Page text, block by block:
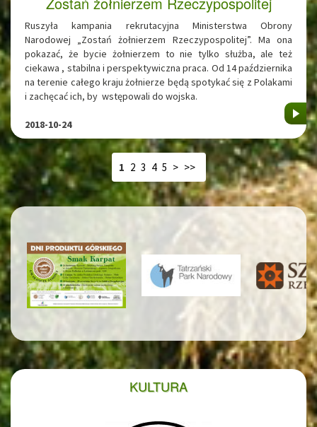
Ruszyła kampania rekrutacyjna Ministerstwa Obrony
Narodowej „Zostań żołnierzem Rzeczypospolitej”. Ma ona
pokazać, że bycie żołnierzem to nie tylko służba, ale też
ciekawa , stabilna i perspektywiczna praca. Od 14 października
na terenie całego kraju żołnierze będą spotykać się z Polakami
i zachęcać ich, by wstępowali do wojska.
2018-10-24
1 2 3 4 5 > >>
KULTURA